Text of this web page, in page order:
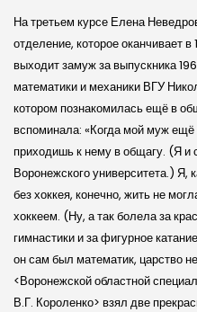
На третьем курсе Елена
отделение, которое оканчивает
выходит замуж за выпускника
математики и механики ВГУ
котором познакомилась ещё в
вспоминала: «Когда мой муж
приходишь к нему в общагу. (Я
Воронежского университета.) Я,
без хоккея, конечно, жить не
хоккеем. (Ну, а так болела за
гимнастики и за фигурное
он сам был математик, царство
<Воронежской областной
В.Г. Короленко> взял две